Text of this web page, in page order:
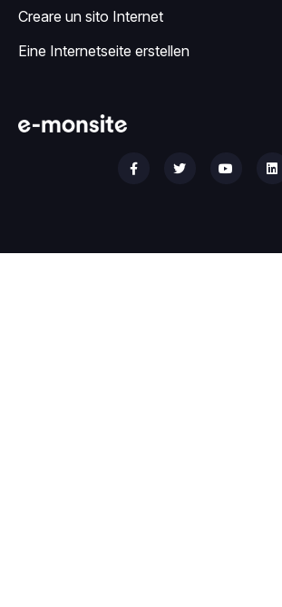
Creare un sito Internet
Eine Internetseite erstellen